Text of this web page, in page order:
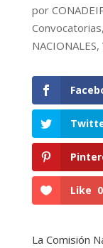
por
Convocatorias,
NACIONALES,
Like 0
La Comisión